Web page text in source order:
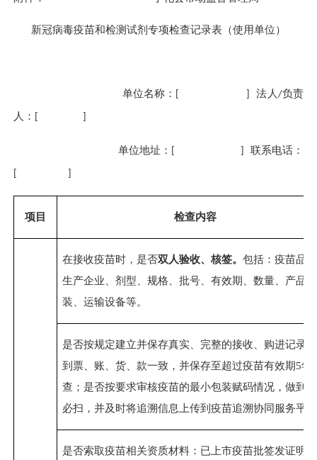
新冠病毒疫苗和检测试剂专项检查记录表 （使用单位）
单位名称： [ ]法人/负责
人：
单位地址： 联系电话：
项目 检查内容
在接收疫苗时，是否双人验收、核签。包括：疫苗品
生产企业、剂型、规格、批号、有效期、数量、产品包
装、运输设备等。
是否按规定建立并保存真实、完整的接收、购进记录
到票、账、货、款一致，并保存至超过疫苗有效期5年
查； 是否按要求审核疫苗的最小包装赋码情况，做到
必扫，并及时将追溯信息上传到疫苗追溯协同服务平
是否索取疫苗相关资质材料：已上市疫苗批签发证明